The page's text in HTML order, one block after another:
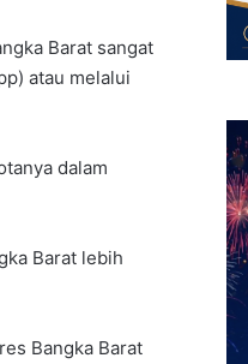
Barat sangat
atau melalui
dalam
Barat lebih
Bangka Barat